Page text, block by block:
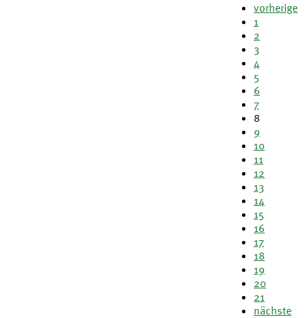
vorherige
1
2
3
4
5
6
7
8
9
10
11
12
13
14
15
16
17
18
19
20
21
nächste